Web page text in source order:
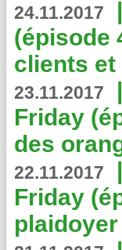
24.11.2017 |
(épisode
clients et
23.11.2017 |
Friday
des
22.11.2017 |
Friday